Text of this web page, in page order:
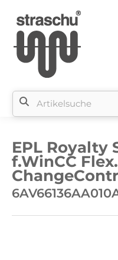
EPL Royalty
f.WinCC Flex.